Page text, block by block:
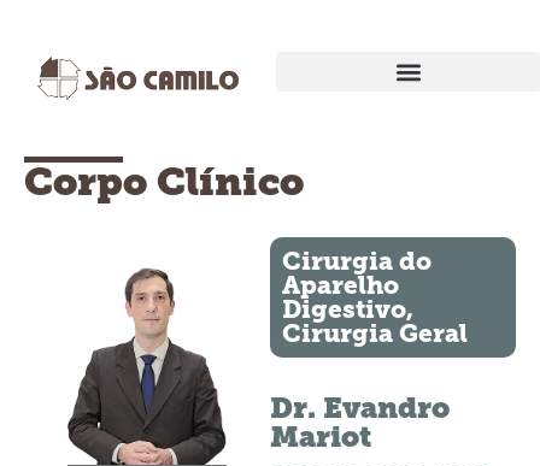
Corpo Clínico
Cirurgia do
Aparelho
Digestivo,
Cirurgia Geral
Dr. Evandro
Mariot